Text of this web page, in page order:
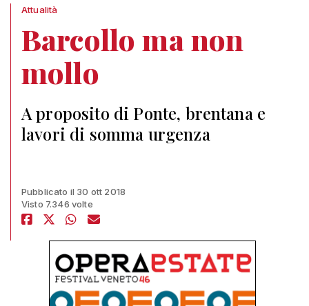
Attualità
Barcollo ma non
mollo
A proposito di Ponte, brentana e
lavori di somma urgenza
Pubblicato il 30 ott 2018
Visto 7.346 volte